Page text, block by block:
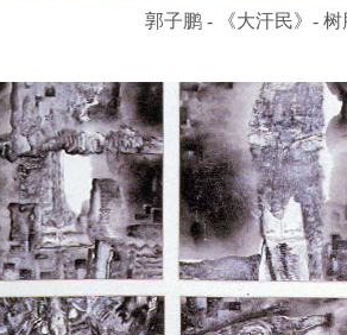
郭子鹏 - 《大汗民》-